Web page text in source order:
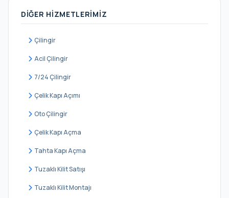
Beykoz
DIĞER HIZMETLERIMIZ
Çilingir
Acil Çilingir
7/24 Çilingir
Çelik Kapı Açımı
Oto Çilingir
Çelik Kapı Açma
Tahta Kapı Açma
Tuzaklı Kilit Satışı
Tuzaklı Kilit Montajı